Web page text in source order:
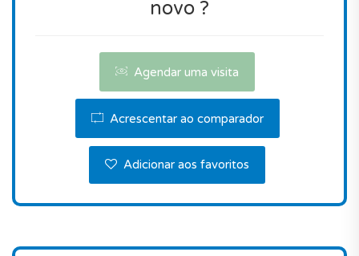
novo ?
Agendar uma visita
Acrescentar ao comparador
Adicionar aos favoritos